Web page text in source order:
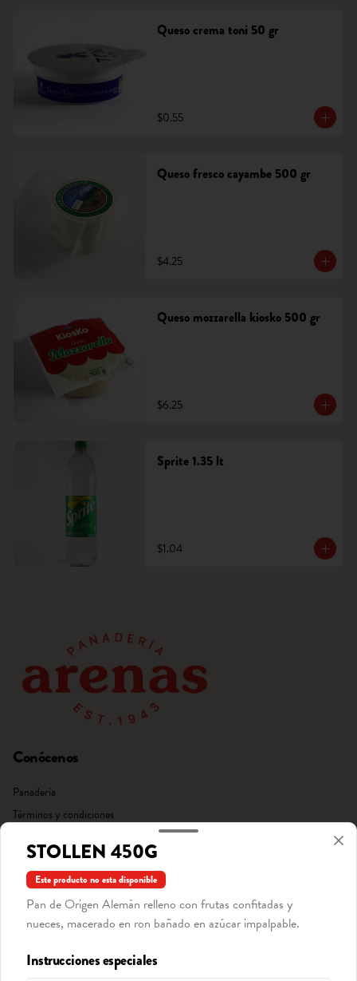
Queso crema toni 50 gr
$0.55
Queso fresco cayambe 500 gr
$4.25
Queso mozzarella kiosko 500 gr
$6.25
Sprite 1.35 lt
$1.04
Conócenos
Panadería
Términos y condiciones
Redes sociales
Instagram
Facebook
Mi cuenta
STOLLEN 450G
Este producto no esta disponible
Pan de Origen Alemán relleno con frutas confitadas y
nueces, macerado en ron bañado en azúcar impalpable.
Instrucciones especiales